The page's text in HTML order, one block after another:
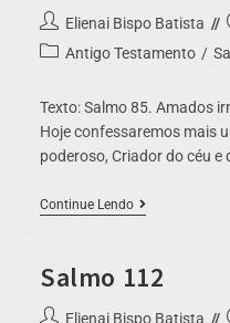
Elienai Bispo Batista
Antigo Testamento /
Texto: Salmo 85. Amados
Hoje confessaremos mais
poderoso, Criador do céu e
Continue Lendo
Salmo 112
Elienai Bispo Batista